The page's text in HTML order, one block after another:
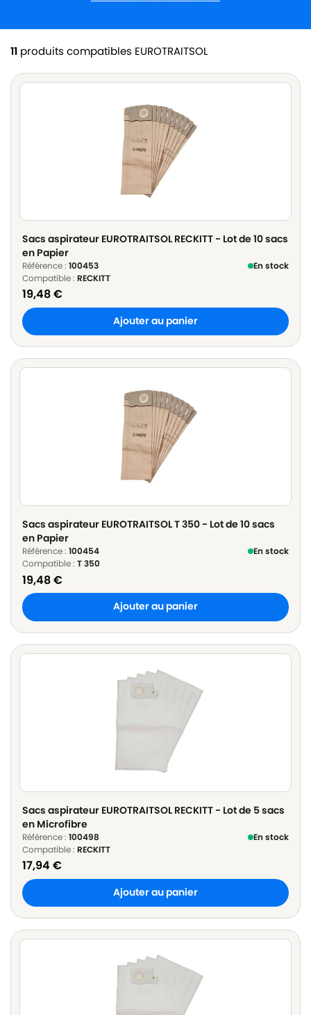
11 produits compatibles EUROTRAITSOL
Sacs aspirateur EUROTRAITSOL RECKITT - Lot de 10 sacs
en Papier
Référence : 100453
En stock
Compatible : RECKITT
19,48€
Ajouter au panier
Sacs aspirateur EUROTRAITSOL T 350 - Lot de 10 sacs
en Papier
Référence : 100454
En stock
Compatible : T 350
19,48€
Ajouter au panier
Sacs aspirateur EUROTRAITSOL RECKITT - Lot de 5 sacs
en Microfibre
Référence : 100498
En stock
Compatible : RECKITT
17,94 €
Ajouter au panier